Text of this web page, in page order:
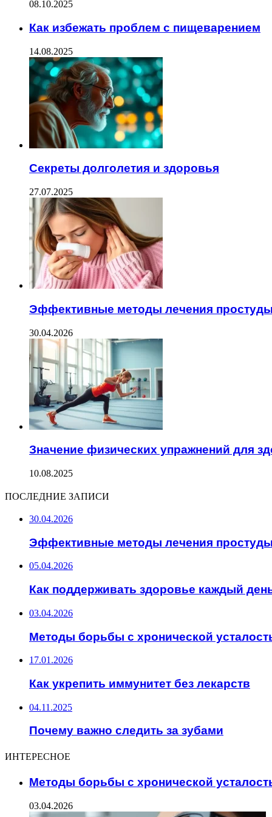
08.10.2025
Как избежать проблем с пищеварением
14.08.2025
Секреты долголетия и здоровья
27.07.2025
Эффективные методы лечения простуды
30.04.2026
Значение физических упражнений для
10.08.2025
ПОСЛЕДНИЕ ЗАПИСИ
30.04.2026
Эффективные методы лечения простуды
05.04.2026
Как поддерживать здоровье каждый
03.04.2026
Методы борьбы с хронической
17.01.2026
Как укрепить иммунитет без лекарств
04.11.2025
Почему важно следить за зубами
ИНТЕРЕСНОЕ
Методы борьбы с хронической
03.04.2026